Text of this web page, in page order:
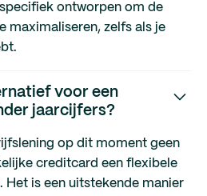
ontworpen om de
maximaliseren, zelfs als je
voor een
jaarcijfers?
op dit moment geen
creditcard een flexibele
Het is een uitstekende manier